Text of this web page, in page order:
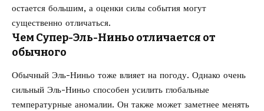
остается большим, а оценки силы события могут
существенно отличаться.
Чем Супер-Эль-Ниньо отличается от
обычного
Обычный Эль-Ниньо тоже влияет на погоду. Однако очень
сильный Эль-Ниньо способен усилить глобальные
температурные аномалии. Он также может заметнее менять